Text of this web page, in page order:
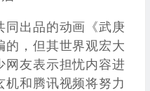
同出品的动画《武庚
的，但其世界观宏大
网友表示担忧内容进
机和腾讯视频将努力